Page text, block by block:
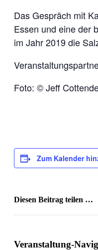
Das Gespräch mit
Essen und eine der
im Jahr 2019 die
Foto: © Jeff
Zum Kalender
Diesen Beitrag teilen …
Veranstaltung-